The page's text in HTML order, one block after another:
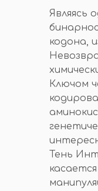
Являясь
кодона,
Ключом
Тень